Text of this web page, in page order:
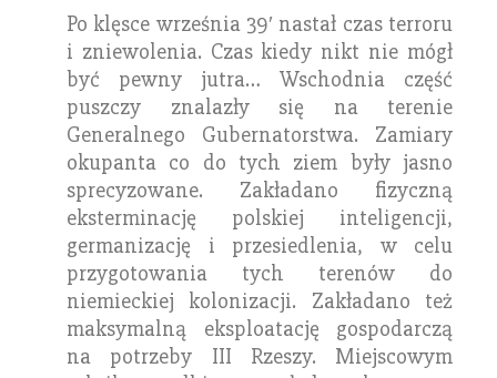
Po klęsce września 39′ nastał czas terroru
i zniewolenia. Czas kiedy nikt nie mógł
być pewny jutra… Wschodnia część
puszczy znalazły się na terenie
Generalnego Gubernatorstwa. Zamiary
okupanta co do tych ziem były jasno
sprecyzowane. Zakładano fizyczną
eksterminację polskiej inteligencji,
germanizację i przesiedlenia, w celu
przygotowania tych terenów do
niemieckiej kolonizacji. Zakładano też
maksymalną eksploatację gospodarczą
na potrzeby III Rzeszy. Miejscowym